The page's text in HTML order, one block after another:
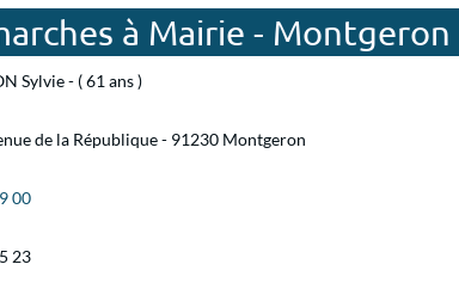
à Mairie - Montgeron
Sylvie - ( 61 ans )
de la République - 91230 Montgeron
00
23